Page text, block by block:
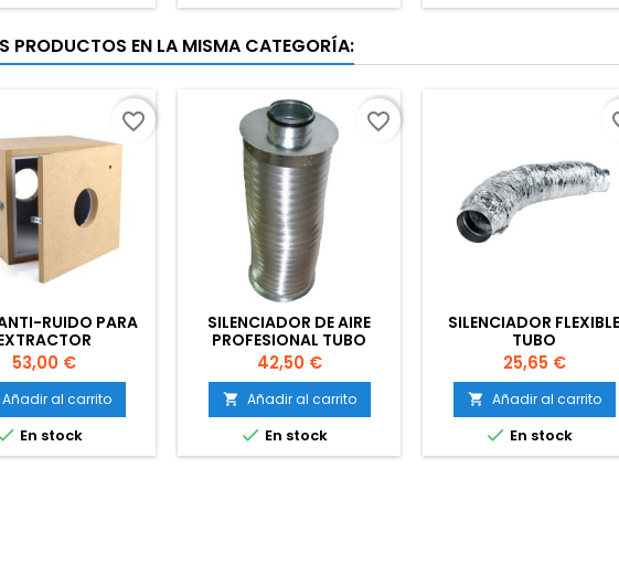
PRODUCTOS EN LA MISMA CATEGORÍA:
RUIDO PARA
Precio
53,00 €
Añadir al carrito
En stock
favorite_border
SILENCIADOR DE AIRE
PROFESIONAL TUBO
Precio
42,50 €
 Añadir al carrito
 En stock
favorite_border
SILENCIADOR FLEXIBLE
TUBO
Precio
25,65 €
 Añadir al carrito
 En stock